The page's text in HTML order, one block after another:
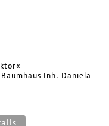
Baumhaus Inh. Daniela